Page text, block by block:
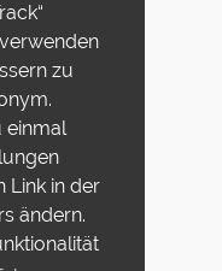
zu
einmal
Link in der
ändern.